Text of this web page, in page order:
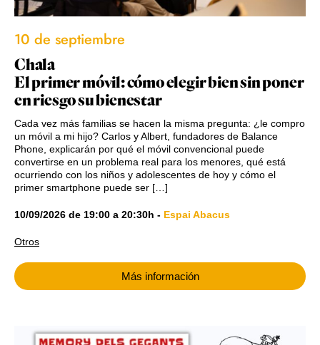
10 de septiembre
Chala
El primer móvil: cómo elegir bien sin poner
en riesgo su bienestar
Cada vez más familias se hacen la misma pregunta: ¿le compro
un móvil a mi hijo? Carlos y Albert, fundadores de Balance
Phone, explicarán por qué el móvil convencional puede
convertirse en un problema real para los menores, qué está
ocurriendo con los niños y adolescentes de hoy y cómo el
primer smartphone puede ser […]
10/09/2026 de 19:00 a 20:30h - Espai Abacus
Otros
Más información